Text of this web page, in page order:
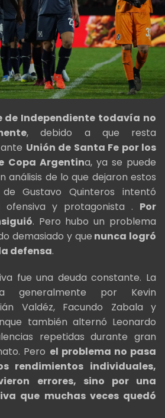
de Independiente todavía no
, debido a que resta
Unión de Santa Fe por los
Copa Argentina, ya se puede
análisis de lo que dejaron estos
Gustavo Quinteros intentó
ofensiva y protagonista . Por
. Pero hubo un problema
demasiado y que nunca logró
defensa.
fue una deuda constante. La
generalmente por Kevin
Valdéz, Facundo Zabala y
también alternó Leonardo
repetidas durante gran
Pero el problema no pasa
rendimientos individuales,
errores, sino por una
que muchas veces quedó